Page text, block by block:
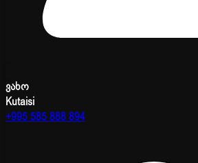
ვახო
Kutaisi
+995 585 888 894